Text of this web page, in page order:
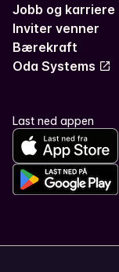
Jobb og karriere
Inviter venner
Bærekraft
Oda Systems
Last ned appen